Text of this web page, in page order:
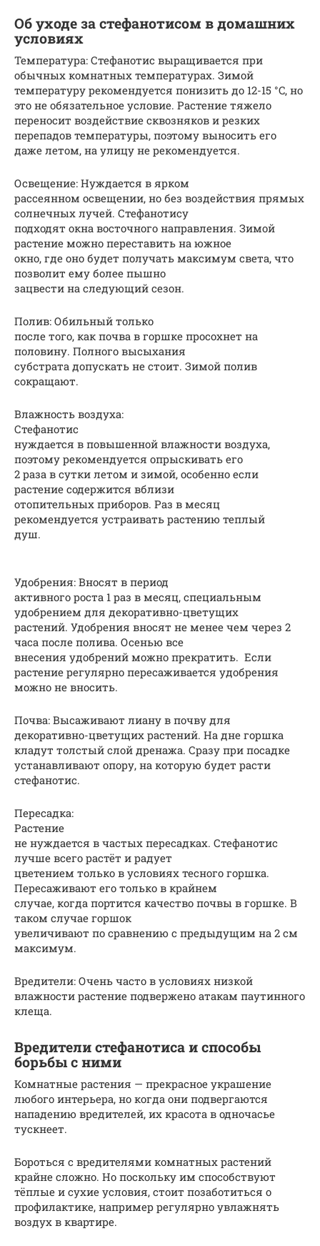
Об уходе за стефанотисом в домашних
условиях
Температура: Стефанотис выращивается при
обычных комнатных температурах. Зимой
температуру рекомендуется понизить до 12-15 °C, но
это не обязательное условие. Растение тяжело
переносит воздействие сквозняков и резких
перепадов температуры, поэтому выносить его
даже летом, на улицу не рекомендуется.
Освещение: Нуждается в ярком
рассеянном освещении, но без воздействия прямых
солнечных лучей. Стефанотису
подходят окна восточного направления. Зимой
растение можно переставить на южное
окно, где оно будет получать максимум света, что
позволит ему более пышно
зацвести на следующий сезон.
Полив: Обильный только
после того, как почва в горшке просохнет на
половину. Полного высыхания
субстрата допускать не стоит. Зимой полив
сокращают.
Влажность воздуха:
Стефанотис
нуждается в повышенной влажности воздуха,
поэтому рекомендуется опрыскивать его
2 раза в сутки летом и зимой, особенно если
растение содержится вблизи
отопительных приборов. Раз в месяц
рекомендуется устраивать растению теплый
душ.
Удобрения: Вносят в период
активного роста 1 раз в месяц, специальным
удобрением для декоративно-цветущих
растений. Удобрения вносят не менее чем через 2
часа после полива. Осенью все
внесения удобрений можно прекратить. Если
растение регулярно пересаживается удобрения
можно не вносить.
Почва: Высаживают лиану в почву для
декоративно-цветущих растений. На дне горшка
кладут толстый слой дренажа. Сразу при посадке
устанавливают опору, на которую будет расти
стефанотис.
Пересадка:
Растение
не нуждается в частых пересадках. Стефанотис
лучше всего растёт и радует
цветением только в условиях тесного горшка.
Пересаживают его только в крайнем
случае, когда портится качество почвы в горшке. В
таком случае горшок
увеличивают по сравнению с предыдущим на 2 см
максимум.
Вредители: Очень часто в условиях низкой
влажности растение подвержено атакам паутинного
клеща.
Вредители стефанотиса и способы
борьбы с ними
Комнатные растения — прекрасное украшение
любого интерьера, но когда они подвергаются
нападению вредителей, их красота в одночасье
тускнеет.
Бороться с вредителями комнатных растений
крайне сложно. Но поскольку им способствуют
тёплые и сухие условия, стоит позаботиться о
профилактике, например регулярно увлажнять
воздух в квартире.